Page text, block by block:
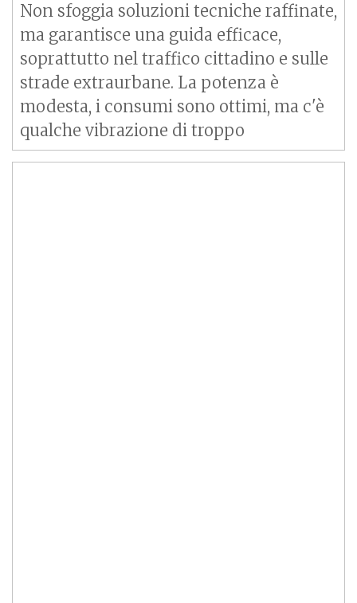
Non sfoggia soluzioni tecniche raffinate,
ma garantisce una guida efficace,
soprattutto nel traffico cittadino e sulle
strade extraurbane. La potenza è
modesta, i consumi sono ottimi, ma c'è
qualche vibrazione di troppo